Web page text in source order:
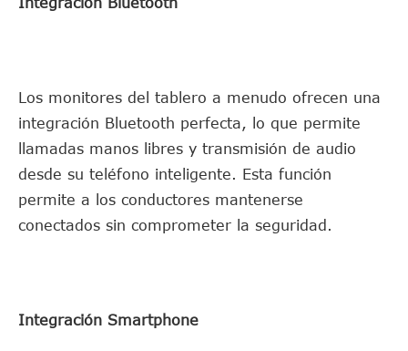
Los monitores del tablero a menudo ofrecen una
integración Bluetooth perfecta, lo que permite
llamadas manos libres y transmisión de audio
desde su teléfono inteligente. Esta función
permite a los conductores mantenerse
conectados sin comprometer la seguridad.
Integración Smartphone